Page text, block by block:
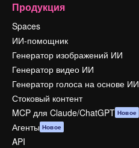
Продукция
Spaces
ИИ-помощник
Генератор изображений ИИ
Генератор видео ИИ
Генератор голоса на основе ИИ
Стоковый контент
MCP для Claude/ChatGPT Новое
Агенты Новое
API